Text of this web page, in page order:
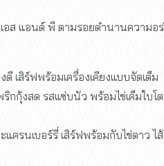
ส แอนด์ พี ตามรอยตำนานความอ
เสิร์ฟพร้อมเครื่องเคียงแบบจัดเต็ม
กุ้งสด รสแซ่บนัว พร้อมไข่เค็มใบโ
ครนเบอร์รี่ เสิร์ฟพร้อมกับไข่ดาว ไ